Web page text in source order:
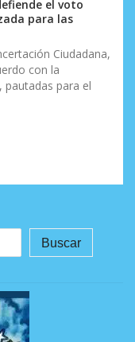
el voto
para las
Ciudadana,
con la
pautadas para el
Buscar